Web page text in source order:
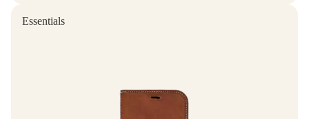
Essentials